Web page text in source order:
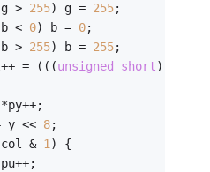
> 255) g = 255;
< 0) b = 0;
> 255) b = 255;
= (((
unsigned short)r>>
y <<
8;
& 1) {